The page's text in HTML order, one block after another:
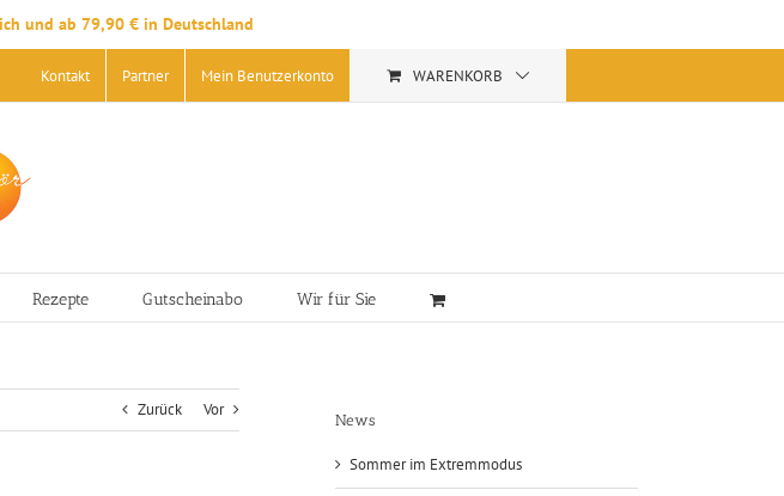
und ab 79,90 € in Deutschland
Kontakt Partner Mein Benutzerkonto WARENKORB
Rezepte Gutscheinabo Wir für Sie
Zurück Vor
News
Sommer im Extremmodus